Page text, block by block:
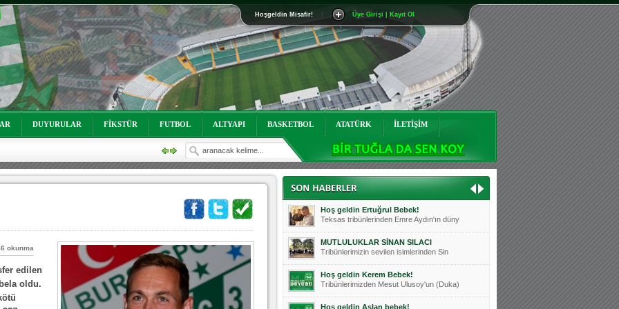
Hoşgeldin Misafir! Üye Girişi | Kayıt Ol
DUYURULAR FİKSTÜR FUTBOL ALTYAPI BASKETBOL ATATÜRK İLETİŞİM
okunma
edilen
oldu.
Mutluluklar Ceyhun Tetik
Teksas tribünlerinin sevilen isimlerinde
Bursasporumuzun önü açılsın is
Teksaslı Bursasporlular Derneği Başkanı
Hoş geldin Alaz Bebek!
Teksas.org sistem yöneticisi, ekibimizin
Hoş geldin Göktuğ Bebek!
Teksas.org ekibimizden ve tribünlerimizi
Hoş geldin Kadir Kağan Bebek!
Teksas tribünlerinden Basri İleri'nin dü
Hoş geldin Ertuğrul Bebek!
Teksas tribünlerinden Emre Aydın'ın düny
MUTLULUKLAR SİNAN SILACI
Tribünlerimizin sevilen isimlerinden Sin
Hoş geldin Kerem Bebek!
Tribünlerimizden Mesut Ulusoy'un (Duka)
Hoş geldin Aslan bebek!